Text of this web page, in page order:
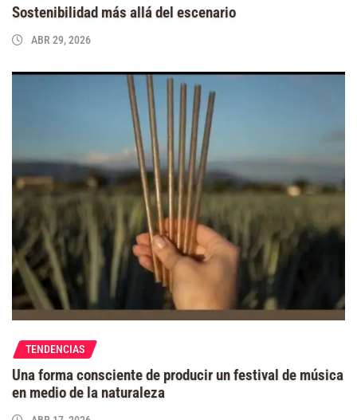
Sostenibilidad más allá del escenario
ABR 29, 2026
TENDENCIAS
Una forma consciente de producir un festival de música
en medio de la naturaleza